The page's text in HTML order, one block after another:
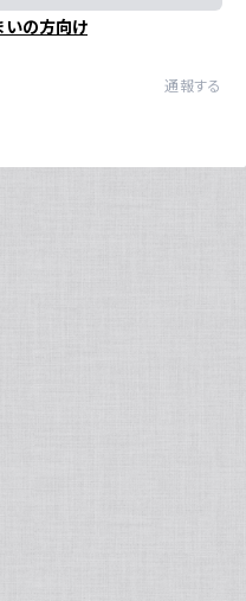
いの方向け
通報する